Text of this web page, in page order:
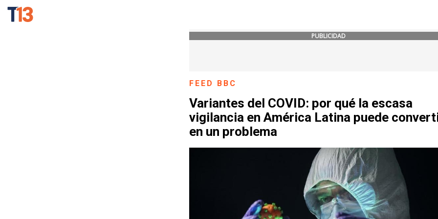
PUBLICIDAD
FEED BBC
Variantes del COVID: por qué la escasa
vigilancia en América Latina puede
en un problema